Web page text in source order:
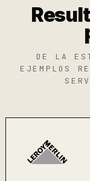
DE LA
EJEMPLOS